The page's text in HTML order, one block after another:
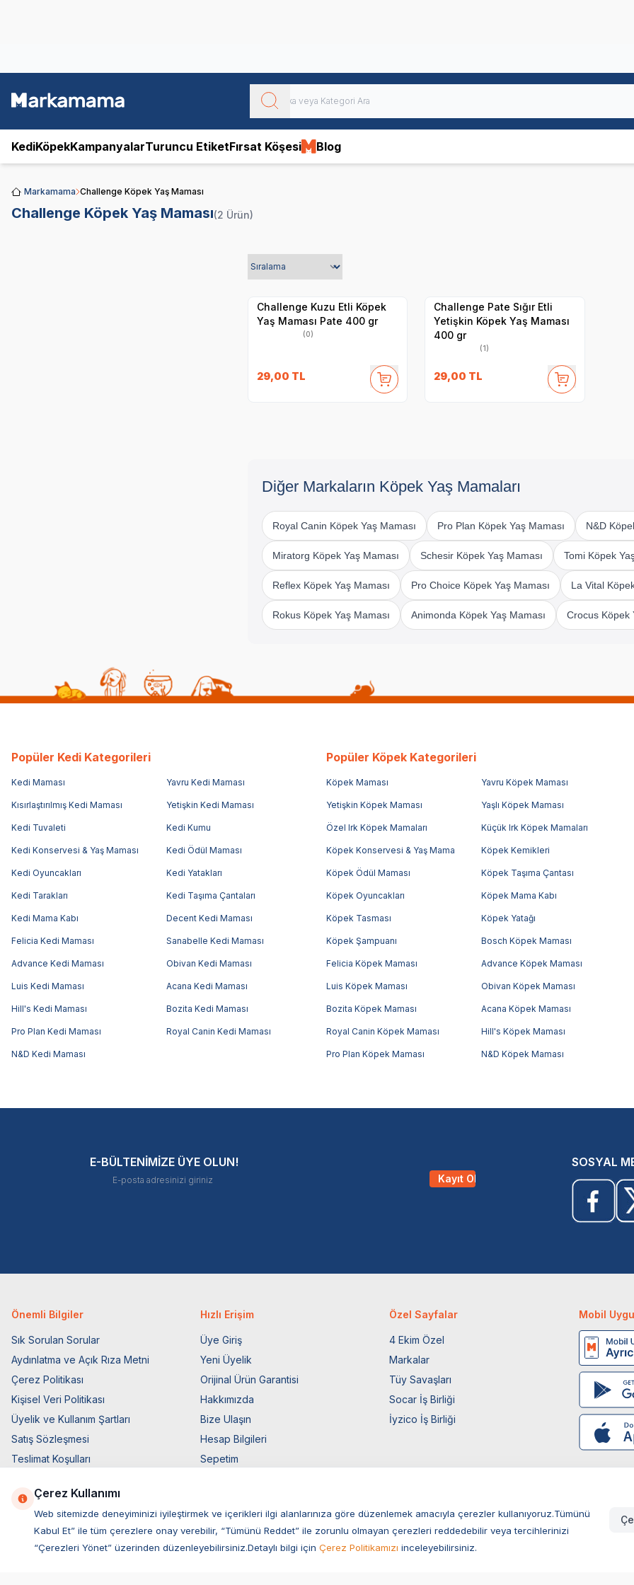
KediKöpekKampanyalarTuruncu EtiketFırsat Köşesi Blog
Markamama Challenge Köpek Yaş Maması
Challenge Köpek Yaş Maması(2 Ürün)
Satıcı
Challenge Kuzu Etli Köpek
Yaş Maması Pate 400 gr
(0)
29,00 TL
Challenge Pate Sığır Etli
Yetişkin Köpek Yaş Maması
400 gr
(1)
29,00 TL
Diğer Markaların Köpek Yaş Mamaları
Royal Canin Köpek Yaş Maması Pro Plan Köpek Yaş Maması N&D
Miratorg Köpek Yaş Maması Schesir Köpek Yaş Maması Tomi Köpek
Reflex Köpek Yaş Maması Pro Choice Köpek Yaş Maması La Vital
Rokus Köpek Yaş Maması Animonda Köpek Yaş Maması Crocus Köpek
Popüler Kedi Kategorileri
Kedi Maması Yavru Kedi Maması
Kısırlaştırılmış Kedi Maması Yetişkin Kedi Maması
Kedi Tuvaleti Kedi Kumu
Kedi Konservesi & Yaş Maması Kedi Ödül Maması
Kedi Oyuncakları Kedi Yatakları
Kedi Tarakları Kedi Taşıma Çantaları
Kedi Mama Kabı Decent Kedi Maması
Felicia Kedi Maması Sanabelle Kedi Maması
Advance Kedi Maması Obivan Kedi Maması
Luis Kedi Maması Acana Kedi Maması
Hill's Kedi Maması Bozita Kedi Maması
Pro Plan Kedi Maması Royal Canin Kedi Maması
N&D Kedi Maması
Popüler Köpek Kategorileri
Köpek Maması Yavru Köpek Maması
Yetişkin Köpek Maması Yaşlı Köpek Maması
Özel Irk Köpek Mamaları Küçük Irk Köpek Mamaları
Köpek Konservesi & Yaş Mama Köpek Kemikleri
Köpek Ödül Maması Köpek Taşıma Çantası
Köpek Oyuncakları Köpek Mama Kabı
Köpek Tasması Köpek Yatağı
Köpek Şampuanı Bosch Köpek Maması
Felicia Köpek Maması Advance Köpek Maması
Luis Köpek Maması Obivan Köpek Maması
Bozita Köpek Maması Acana Köpek Maması
Royal Canin Köpek Maması Hill's Köpek Maması
Pro Plan Köpek Maması N&D Köpek Maması
E-BÜLTENİMİZE ÜYE OLUN!
Kayıt Ol
SOSYAL
Önemli Bilgiler
Sık Sorulan Sorular
Aydınlatma ve Açık Rıza Metni
Çerez Politikası
Kişisel Veri Politikası
Üyelik ve Kullanım Şartları
Satış Sözleşmesi
Teslimat Koşulları
Elektronik İleti Aydınlatma Metni
Hızlı Erişim
Üye Giriş
Yeni Üyelik
Orijinal Ürün Garantisi
Hakkımızda
Bize Ulaşın
Hesap Bilgileri
Sepetim
Özel Sayfalar
4 Ekim Özel
Markalar
Tüy Savaşları
Socar İş Birliği
İyzico İş Birliği
Mobil
Çerez Kullanımı
Web sitemizde deneyiminizi iyileştirmek ve içerikleri ilgi alanlarınıza göre düzenlemek amacıyla çerezler kullanıyoruz.Tümünü
Kabul Et” ile tüm çerezlere onay verebilir, “Tümünü Reddet” ile zorunlu olmayan çerezleri reddedebilir veya tercihlerinizi
“Çerezleri Yönet” üzerinden düzenleyebilirsiniz.Detaylı bilgi için Çerez Politikamızı inceleyebilirsiniz.